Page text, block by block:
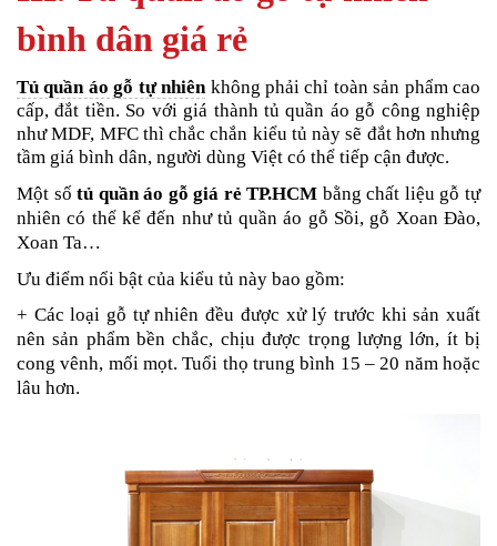
bình dân giá rẻ
Tủ quần áo gỗ tự nhiên không phải chỉ toàn sản phẩm cao
cấp, đắt tiền. So với giá thành tủ quần áo gỗ công nghiệp
như MDF, MFC thì chắc chắn kiểu tủ này sẽ đắt hơn nhưng
tầm giá bình dân, người dùng Việt có thể tiếp cận được.
Một số tủ quần áo gỗ giá rẻ TP.HCM bằng chất liệu gỗ tự
nhiên có thể kể đến như tủ quần áo gỗ Sồi, gỗ Xoan Đào,
Xoan Ta…
Ưu điểm nổi bật của kiểu tủ này bao gồm:
+ Các loại gỗ tự nhiên đều được xử lý trước khi sản xuất
nên sản phẩm bền chắc, chịu được trọng lượng lớn, ít bị
cong vênh, mối mọt. Tuổi thọ trung bình 15 – 20 năm hoặc
lâu hơn.